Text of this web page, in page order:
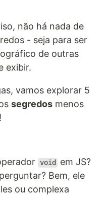
não há nada de
- seja para ser
de outras
exibir.
vamos explorar 5
segredos menos
!
void
em JS?
Bem, ele
ou complexa